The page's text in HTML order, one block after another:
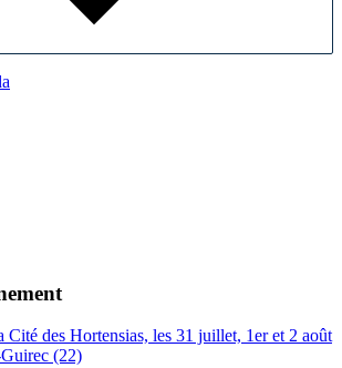
Cité des Hortensias, les 31 juillet, 1er et 2 août
(22)